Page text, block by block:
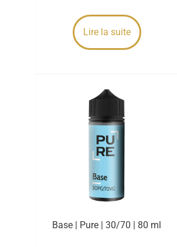
Lire la suite
Base | Pure | 30/70 | 80 ml